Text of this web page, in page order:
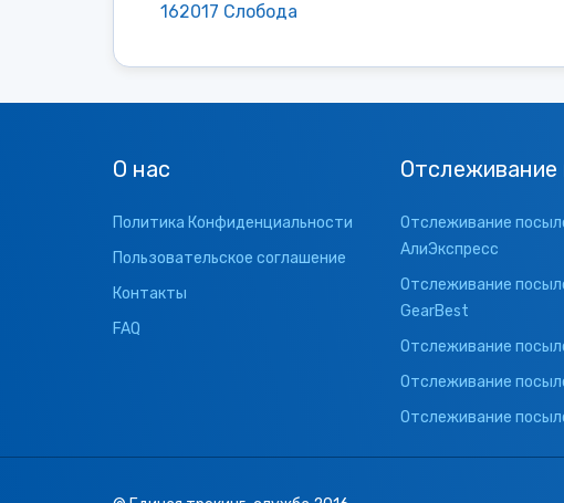
162017 Слобода
О нас
Политика Конфиденциальности
Пользовательское соглашение
Контакты
FAQ
Отслеживание
Отслеживание
АлиЭкспресс
Отслеживание
GearBest
Отслеживание
Отслеживание
Отслеживание